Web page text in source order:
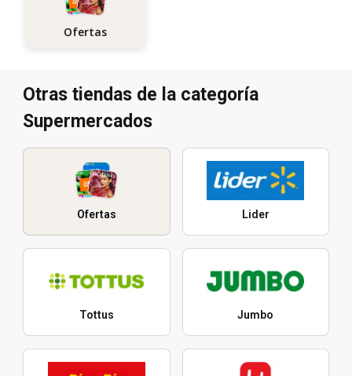
Ofertas
Otras tiendas de la categoría
Supermercados
Ofertas Lider
Tottus Jumbo